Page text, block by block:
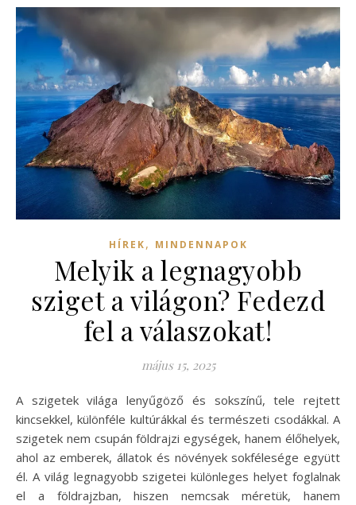
HÍREK, MINDENNAPOK
Melyik a legnagyobb
sziget a világon? Fedezd
fel a válaszokat!
május 15, 2025
A szigetek világa lenyűgöző és sokszínű, tele rejtett
kincsekkel, különféle kultúrákkal és természeti csodákkal. A
szigetek nem csupán földrajzi egységek, hanem élőhelyek,
ahol az emberek, állatok és növények sokfélesége együtt
él. A világ legnagyobb szigetei különleges helyet foglalnak
el a földrajzban, hiszen nemcsak méretük, hanem